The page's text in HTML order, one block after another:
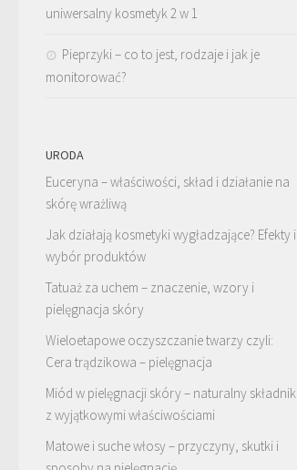
uniwersalny kosmetyk 2 w 1
Pieprzyki – co to jest, rodzaje i jak je
monitorować?
URODA
Euceryna – właściwości, skład i działanie na
skórę wrażliwą
Jak działają kosmetyki wygładzające? Efekty i
wybór produktów
Tatuaż za uchem – znaczenie, wzory i
pielęgnacja skóry
Wieloetapowe oczyszczanie twarzy czyli:
Cera trądzikowa – pielęgnacja
Miód w pielęgnacji skóry – naturalny składnik
z wyjątkowymi właściwościami
Matowe i suche włosy – przyczyny, skutki i